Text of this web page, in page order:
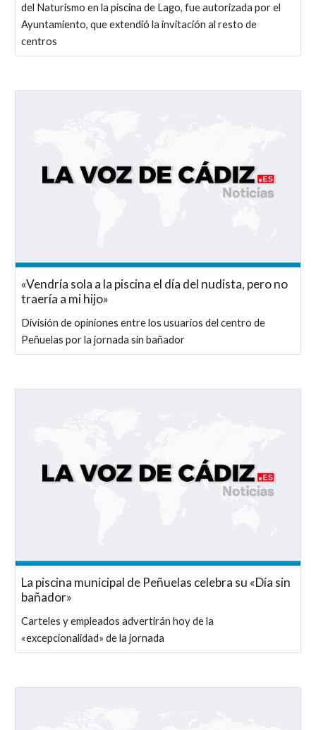
del Naturismo en la piscina de Lago, fue autorizada por el
Ayuntamiento, que extendió la invitación al resto de
centros
«Vendría sola a la piscina el día del nudista, pero no
traería a mi hijo»
División de opiniones entre los usuarios del centro de
Peñuelas por la jornada sin bañador
La piscina municipal de Peñuelas celebra su «Día sin
bañador»
Carteles y empleados advertirán hoy de la
«excepcionalidad» de la jornada